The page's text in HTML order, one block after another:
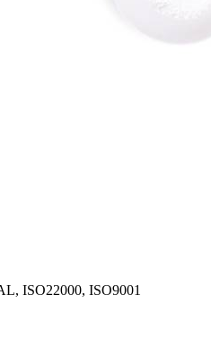
ISO22000, ISO9001